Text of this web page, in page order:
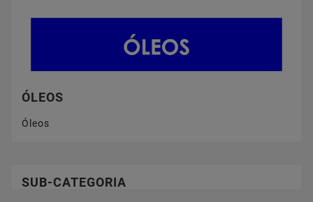
ÓLEOS
Óleos
SUB-CATEGORIA